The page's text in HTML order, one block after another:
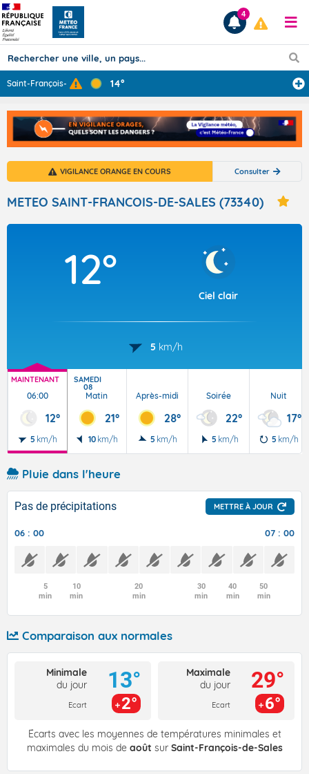
Prévisions
TOUS LES RÉSULTATS
Articles
4
Saint-François- ... 14°
VIGILANCE ORANGE EN COURS Consulter
METEO SAINT-FRANCOIS-DE-SALES (73340)
12°
Ciel clair
5 km/h
MAINTENANT
06:00
12°
5 km/h
SAMEDI
08
Matin
21°
10 km/h
Après-midi
28°
5 km/h
Soirée
22°
5 km/h
Nuit
17°
5 km/h
Pluie dans l'heure
Pas de précipitations METTRE À JOUR
06 : 00 07 : 00
5
min
10
min
20
min
30
min
40
min
50
min
Comparaison aux normales
Minimale
du jour
Ecart
13°
2°
Maximale
du jour
Ecart
29°
6°
Écarts avec les moyennes de températures minimales et
maximales du mois de août sur Saint-François-de-Sales